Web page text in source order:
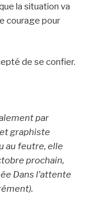
la situation va
courage pour
de se confier.
par
graphiste
au feutre, elle
prochain,
Dans l’attente